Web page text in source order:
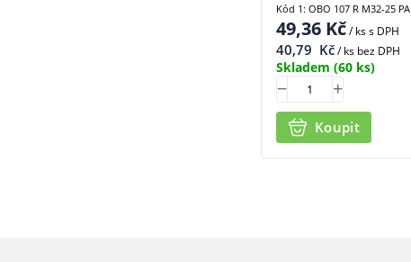
49,36 Kč/ kss DPH
40,79 Kč/ ks bez DPH
Skladem (60 ks)
Koupit
Kód 1: OBO 107 R M32-25 PA